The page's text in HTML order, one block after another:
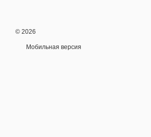
© 2026
Мобильная версия